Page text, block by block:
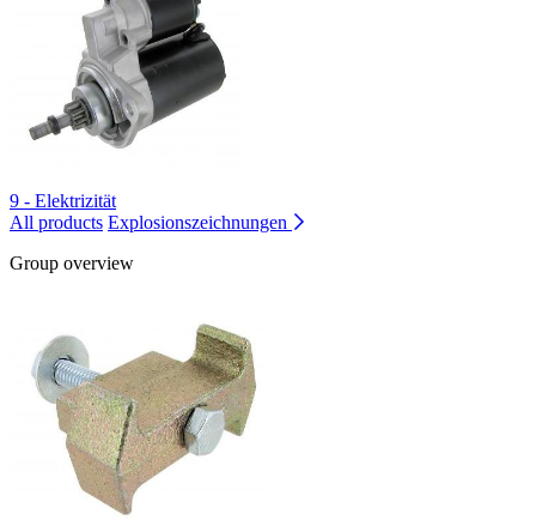
9 - Elektrizität
All products Explosionszeichnungen
Group overview